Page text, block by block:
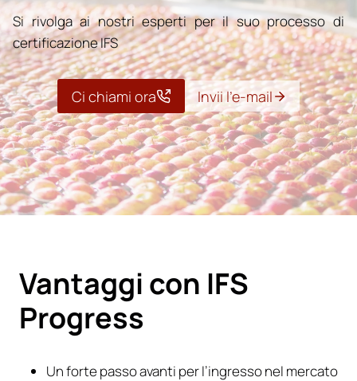
Si rivolga ai nostri esperti per il suo processo di
certificazione IFS
Ci chiami ora Invii l’e-mail
Vantaggi con IFS
Progress
Un forte passo avanti per l’ingresso nel mercato